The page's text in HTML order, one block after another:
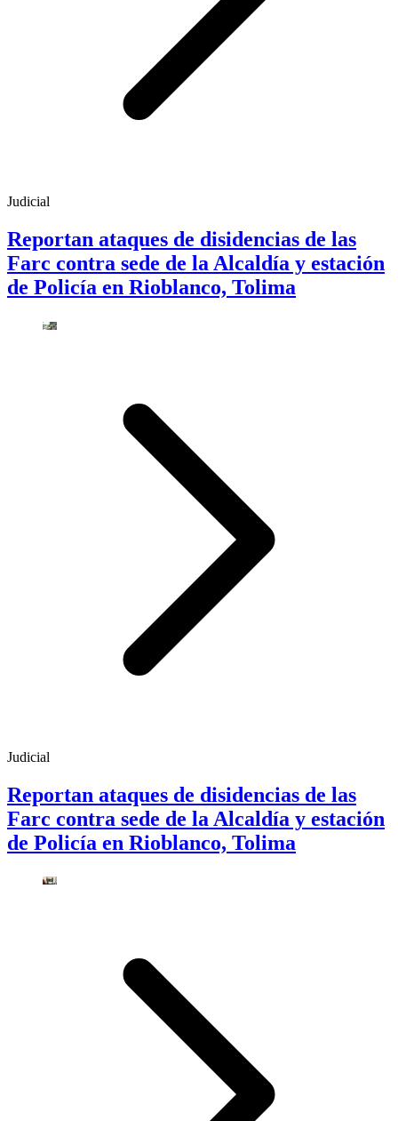
Judicial
Reportan ataques de disidencias de las
Farc contra sede de la Alcaldía y estación
de Policía en Rioblanco, Tolima
Judicial
Reportan ataques de disidencias de las
Farc contra sede de la Alcaldía y estación
de Policía en Rioblanco, Tolima